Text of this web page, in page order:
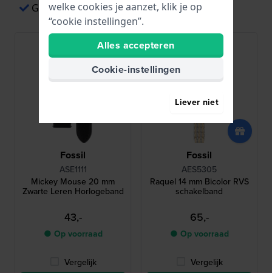
Gemakkelijk betalen via Apple Pay
Fossil
ASE1111
Mickey Mouse 20 mm
Zwarte Leren Horlogeband
43,-
● Op voorraad
Vergelijk
Fossil
AES5305
Raquel 14 mm Bicolor RVS
schakelband
65,-
● Op voorraad
Vergelijk
welke cookies je aanzet, klik je op
“cookie instellingen”.
Alles accepteren
Cookie-instellingen
Liever niet